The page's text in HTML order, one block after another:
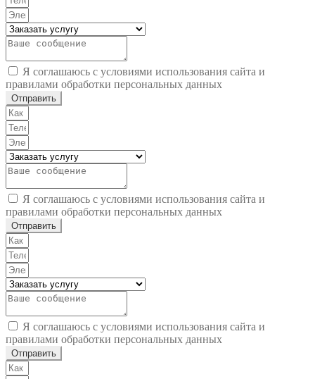
Я соглашаюсь с условиями использования сайта и
правилами обработки персональных данных
Отправить
Я соглашаюсь с условиями использования сайта и
правилами обработки персональных данных
Отправить
Я соглашаюсь с условиями использования сайта и
правилами обработки персональных данных
Отправить